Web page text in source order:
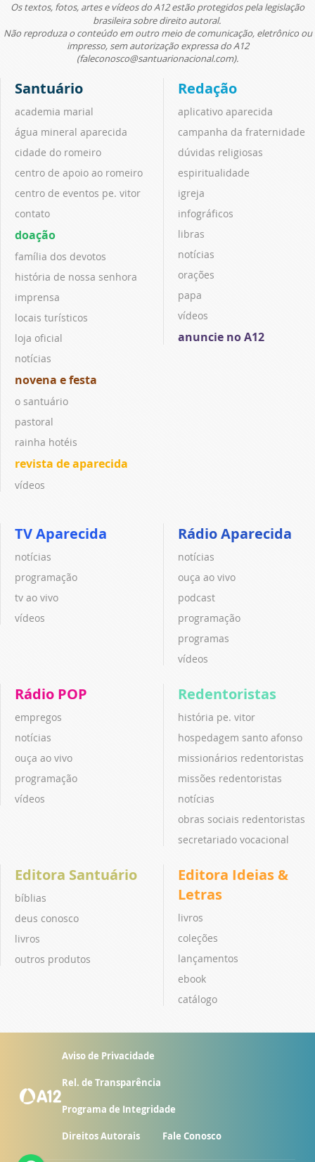
Os textos, fotos, artes e vídeos do A12 estão protegidos pela legislação
brasileira sobre direito autoral.
Não reproduza o conteúdo em outro meio de comunicação, eletrônico ou
impresso, sem autorização expressa do A12
(faleconosco@santuarionacional.com).
Santuário
academia marial
água mineral aparecida
cidade do romeiro
centro de apoio ao romeiro
centro de eventos pe. vitor
contato
doação
família dos devotos
história de nossa senhora
imprensa
locais turísticos
loja oficial
notícias
novena e festa
o santuário
pastoral
rainha hotéis
revista de aparecida
vídeos
Redação
aplicativo aparecida
campanha da fraternidade
dúvidas religiosas
espiritualidade
igreja
infográficos
libras
notícias
orações
papa
vídeos
anuncie no A12
TV Aparecida
notícias
programação
tv ao vivo
vídeos
Rádio Aparecida
notícias
ouça ao vivo
podcast
programação
programas
vídeos
Rádio POP
empregos
notícias
ouça ao vivo
programação
vídeos
Redentoristas
história pe. vitor
hospedagem santo afonso
missionários redentoristas
missões redentoristas
notícias
obras sociais redentoristas
secretariado vocacional
Editora Santuário
bíblias
deus conosco
livros
outros produtos
Editora Ideias &
Letras
livros
coleções
lançamentos
ebook
catálogo
Aviso de Privacidade
Rel. de Transparência
Programa de Integridade
Direitos Autorais Fale Conosco